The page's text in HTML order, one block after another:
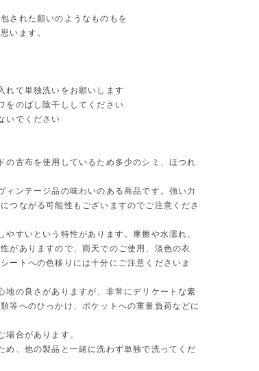
された願いのようなものもを
います。
れて単独洗いをお願いします
をのばし陰干ししてください
いでください
の古布を使用しているため多少のシミ、ほつれ
ィンテージ品の味わいのある商品です。強い力
つながる可能性もございますのでご注意くださ
やすいという特性があります。摩擦や水濡れ、
がありますので、雨天でのご使用、淡色の衣
ートへの色移りには十分にご注意くださいま
地の良さがありますが、非常にデリケートな素
等へのひっかけ、ポケットへの重量負荷などに
場合があります。
め、他の製品と一緒に洗わず単独で洗ってくだ